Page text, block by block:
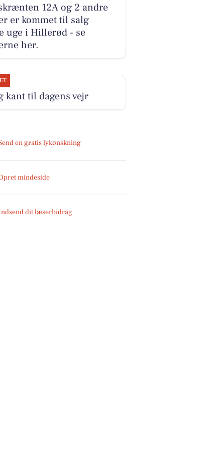
12A og 2 andre
er kommet til salg
uge i Hillerød - se
her.
kant til dagens vejr
en gratis lykønskning
mindeside
dit læserbidrag